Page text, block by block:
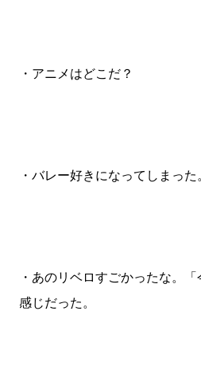
・アニメはどこだ？
・バレー好きになってしまった
・あのリベロすごかったな。
感じだった。